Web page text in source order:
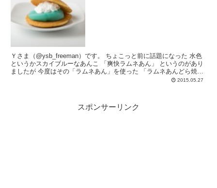
Ｙさま（@ysb_freeman）です。 ちょこっと前に話題になった 水色
というかスカイブルーなあんこ 「爽快ラムネあん」 というのがあり
ましたが 今度はその「ラムネあん」を使った 「ラムネあんどら焼
2015.05.27
スポンサーリンク